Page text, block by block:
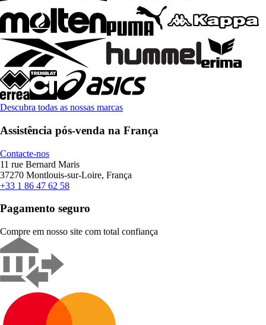
Descubra todas as nossas marcas
Assistência pós-venda na França
Contacte-nos
11 rue Bernard Maris
37270 Montlouis-sur-Loire, França
+33 1 86 47 62 58
Pagamento seguro
Compre em nosso site com total confiança